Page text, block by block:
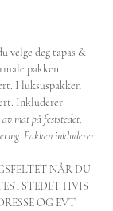
velge deg tapas &
pakken
I luksuspakken
Inkluderer
mat på feststedet,
Pakken inkluderer
NÅR DU
HVIS
OG EVT